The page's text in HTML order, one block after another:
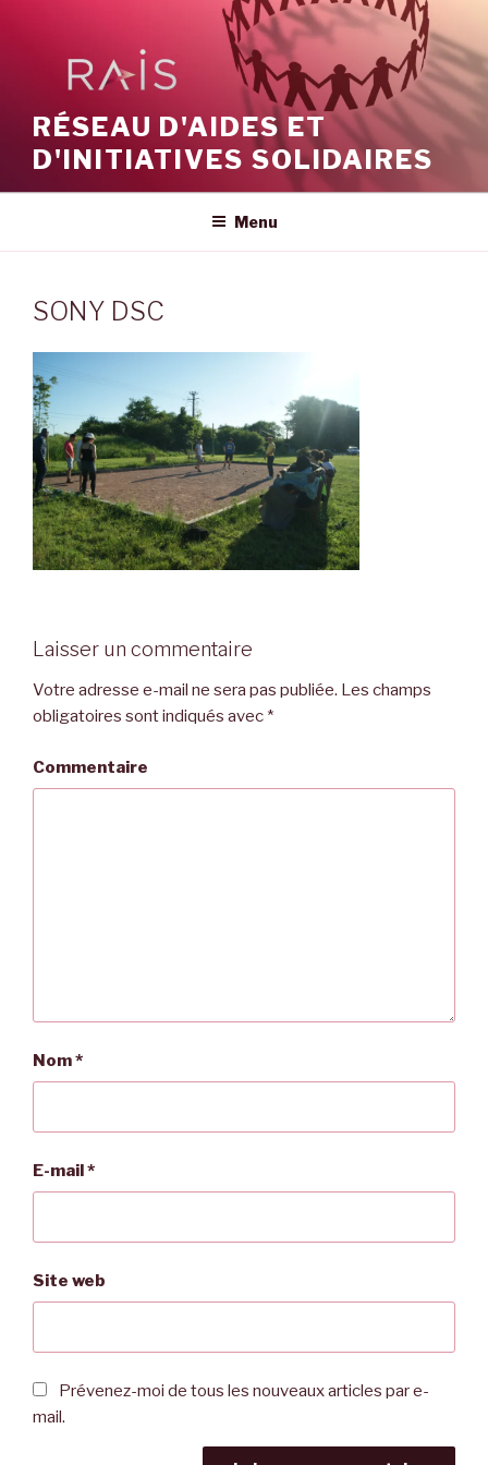
RÉSEAU D'AIDES ET
D'INITIATIVES SOLIDAIRES
Menu
SONY DSC
Laisser un commentaire
Votre adresse e-mail ne sera pas publiée. Les champs
obligatoires sont indiqués avec *
Commentaire
Nom*
E-mail*
Site web
Prévenez-moi de tous les nouveaux articles par e-
mail.